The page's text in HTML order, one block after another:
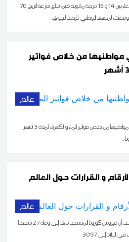
تتراوح درجات الحرارة بصفاقس اليوم الأربعاء بين 14 و 15 درجة مائوية فيما تبلغ سرعة الريح 70
المعهد الوطني للرصد الجوي .
مواطنيها من خلاص فواتير
عالم
أعلنت وزارة المالية البحرينية اليوم إعفاء مواطنيها من خلاص فواتير الماء و الكهرباء لمدة 3 أشهر
.
و القرارات حول العالم
عالم
أعلنت لجنة الصحة الوطنية الصينية، الأحد، أن فيروس كورونا المستجد أدى إلى وفاة 27 شخصا
إلى 3097